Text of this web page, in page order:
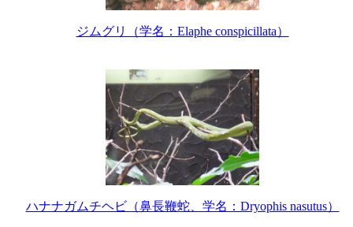
ジムグリ（学名：Elaphe conspicillata）
ハナナガムチヘビ（鼻長鞭蛇、学名：Dryophis nasutus）